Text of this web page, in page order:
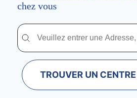
chez vous
Trouver un centre dentaire
Trouver un centre dentaire Dentimad
TROUVER UN